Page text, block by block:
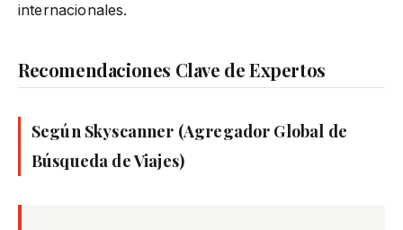
internacionales.
Recomendaciones Clave de Expertos
Según Skyscanner (Agregador Global de
Búsqueda de Viajes)